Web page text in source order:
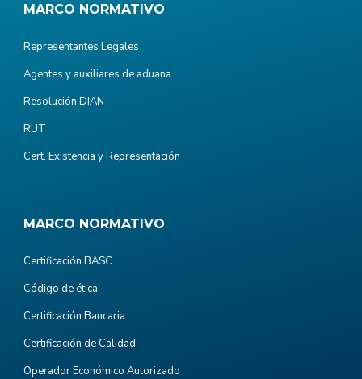
MARCO NORMATIVO
Representantes Legales
Agentes y auxiliares de aduana
Resolución DIAN
RUT
Cert. Existencia y Representación
MARCO NORMATIVO
Certificación BASC
Código de ética
Certificación Bancaria
Certificación de Calidad
Operador Económico Autorizado